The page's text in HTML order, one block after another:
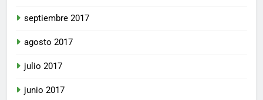
septiembre 2017
agosto 2017
julio 2017
junio 2017